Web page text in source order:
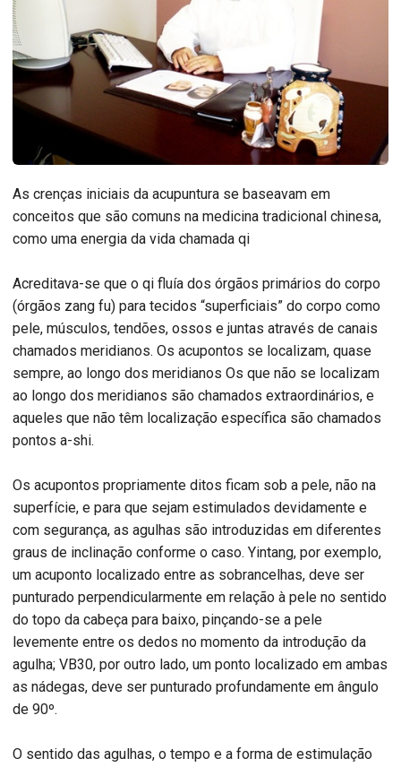
As crenças iniciais da acupuntura se baseavam em
conceitos que são comuns na medicina tradicional chinesa,
como uma energia da vida chamada qi
Acreditava-se que o qi fluía dos órgãos primários do corpo
(órgãos zang fu) para tecidos “superficiais” do corpo como
pele, músculos, tendões, ossos e juntas através de canais
chamados meridianos. Os acupontos se localizam, quase
sempre, ao longo dos meridianos Os que não se localizam
ao longo dos meridianos são chamados extraordinários, e
aqueles que não têm localização específica são chamados
pontos a-shi.
Os acupontos propriamente ditos ficam sob a pele, não na
superfície, e para que sejam estimulados devidamente e
com segurança, as agulhas são introduzidas em diferentes
graus de inclinação conforme o caso. Yintang, por exemplo,
um acuponto localizado entre as sobrancelhas, deve ser
punturado perpendicularmente em relação à pele no sentido
do topo da cabeça para baixo, pinçando-se a pele
levemente entre os dedos no momento da introdução da
agulha; VB30, por outro lado, um ponto localizado em ambas
as nádegas, deve ser punturado profundamente em ângulo
de 90º.
O sentido das agulhas, o tempo e a forma de estimulação